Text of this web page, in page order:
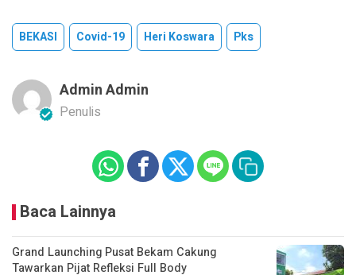
BEKASI Covid-19 Heri Koswara Pks
Admin Admin
Penulis
Baca Lainnya
Grand Launching Pusat Bekam Cakung
Tawarkan Pijat Refleksi Full Body